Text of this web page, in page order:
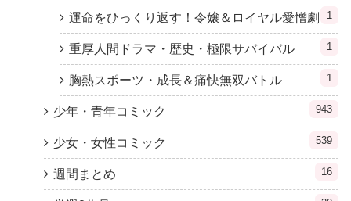
運命をひっくり返す！令嬢＆ロイヤル愛憎劇 1
重厚人間ドラマ・歴史・極限サバイバル 1
胸熱スポーツ・成長＆痛快無双バトル 1
少年・青年コミック 943
少女・女性コミック 539
週間まとめ 16